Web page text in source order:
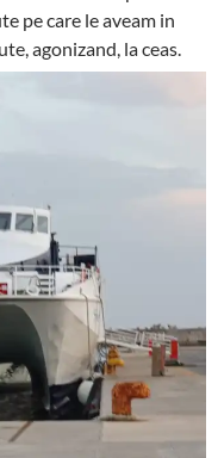
pe care le aveam in
agonizand, la ceas.